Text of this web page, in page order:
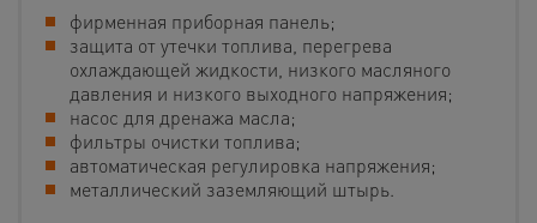
фирменная приборная панель;
защита от утечки топлива, перегрева
охлаждающей жидкости, низкого масляного
давления и низкого выходного напряжения;
насос для дренажа масла;
фильтры очистки топлива;
автоматическая регулировка напряжения;
металлический заземляющий штырь.